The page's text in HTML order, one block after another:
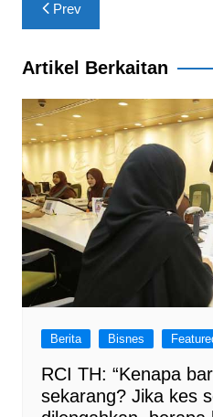
o
o
k
p
p
navigation
Prev
Artikel Berkaitan
Berita Bisnes
RCI TH: “Kenapa
sekarang? Jika kes